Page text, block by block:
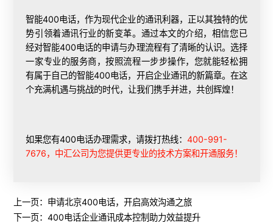
智能400电话，作为现代企业的通讯利器，正以其独特的优
势引领着通讯行业的新变革。通过本文的介绍，相信您已
经对智能400电话的申请与办理流程有了清晰的认识。选择
一家专业的服务商，按照流程一步步操作，您就能轻松拥
有属于自己的智能400电话，开启企业通讯的新篇章。在这
个充满机遇与挑战的时代，让我们携手并进，共创辉煌！
如果您有400电话办理需求，请拨打热线：400-991-
7676，中汇公司为您提供更专业的技术方案和开通服务！
上一页： 申请北京400电话，开启高效沟通之旅
下一页： 400电话企业通讯成本控制助力效益提升